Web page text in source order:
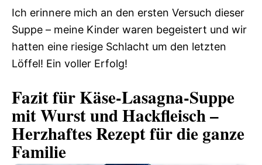
Ich erinnere mich an den ersten Versuch dieser
Suppe – meine Kinder waren begeistert und wir
hatten eine riesige Schlacht um den letzten
Löffel! Ein voller Erfolg!
Fazit für Käse-Lasagna-Suppe
mit Wurst und Hackfleisch –
Herzhaftes Rezept für die ganze
Familie